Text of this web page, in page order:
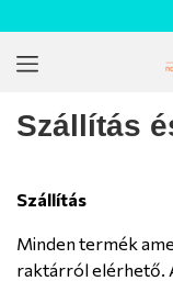
Szállítás
Szállítás
Minden termék
raktárról elérhető.